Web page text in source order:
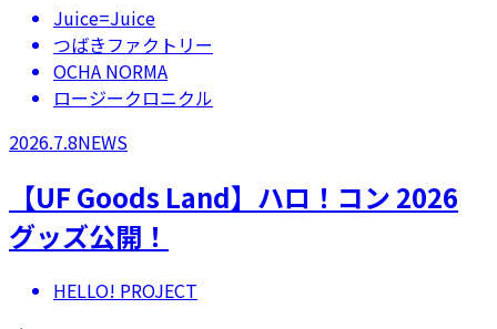
Juice=Juice
つばきファクトリー
OCHA NORMA
ロージークロニクル
2026.7.8NEWS
【UF Goods Land】ハロ！コン 2026
グッズ公開！
HELLO! PROJECT